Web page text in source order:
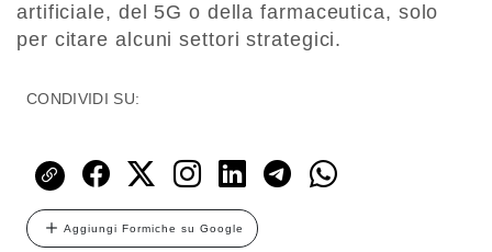
artificiale, del 5G o della farmaceutica, solo
per citare alcuni settori strategici.
CONDIVIDI SU:
Aggiungi Formiche su Google